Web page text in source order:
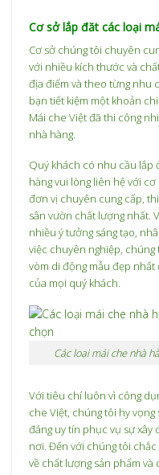
Cơ sở lắp đăt các loại
Cơ sở chúng tôi chuyên
với nhiều kích thước và
địa điểm và theo từng nhu
bạn tiết kiệm một khoản
Mái che Việt đã thi công
nhà hàng.
Quý khách có nhu cầu lắp
hàng vui lòng liên hệ với
đơn vị chuyên cung cấp,
sân vườn chất lượng nhất.
nhiều ý tưởng sáng tạo,
việc chuyên nghiệp,
vòm di động mẫu đẹp
của mọi quý khách.
Các loại mái che nhà
Với tiêu chí luôn vì công
che Việt, chúng tôi hy
đáng uy tín phục vụ sự xây
nơi. Đến với chúng tôi
về chất lượng sản phẩm